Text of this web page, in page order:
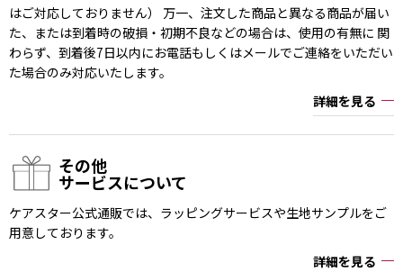
はご対応しておりません） 万一、注文した商品と異なる商品が届い
た、または到着時の破損・初期不良などの場合は、使用の有無に 関
わらず、到着後7日以内にお電話もしくはメールでご連絡をいただい
た場合のみ対応いたします。
詳細を見る
その他
サービスについて
ケアスター公式通販では、ラッピングサービスや生地サンプルをご
用意しております。
詳細を見る